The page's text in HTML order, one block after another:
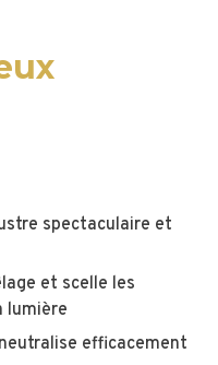
spectaculaire et
et scelle les
lumière
efficacement